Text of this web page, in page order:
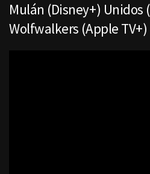
Mulán (Disney+) Unidos
Wolfwalkers (Apple TV+)